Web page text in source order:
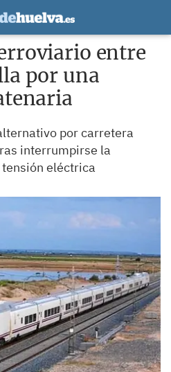
entre
por una
por carretera
interrumpirse la
eléctrica